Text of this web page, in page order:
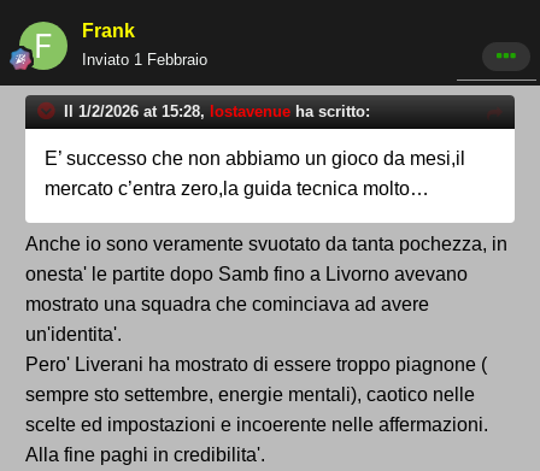
Frank
Inviato 1 Febbraio
Il 1/2/2026 at 15:28, lostavenue ha scritto:
E’ successo che non abbiamo un gioco da mesi,il
mercato c’entra zero,la guida tecnica molto…
Anche io sono veramente svuotato da tanta pochezza, in
onesta' le partite dopo Samb fino a Livorno avevano
mostrato una squadra che cominciava ad avere
un'identita'.
Pero' Liverani ha mostrato di essere troppo piagnone (
sempre sto settembre, energie mentali), caotico nelle
scelte ed impostazioni e incoerente nelle affermazioni.
Alla fine paghi in credibilita'.